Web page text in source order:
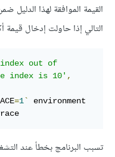
القيمة الموافقة لهذا
التالي إذا حاولت إدخال قيمة
out of
index is 10' ,
=1`
environment